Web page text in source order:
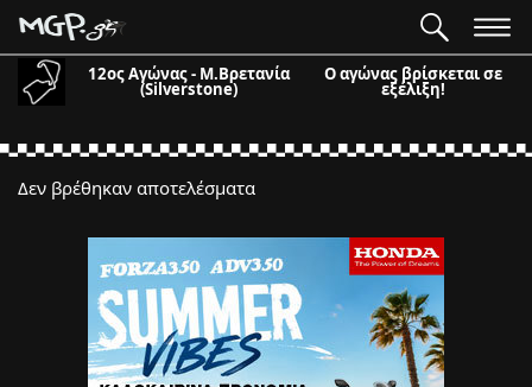
12ος Αγώνας - Μ.Βρετανία
(Silverstone)
Ο αγώνας βρίσκεται σε
εξέλιξη!
Δεν βρέθηκαν αποτελέσματα